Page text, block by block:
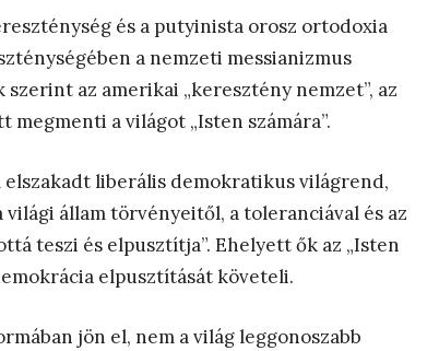
és a putyinista orosz ortodoxia
a nemzeti messianizmus
az amerikai „keresztény nemzet”, az
a világot „Isten számára”.
liberális demokratikus világrend,
állam törvényeitől, a toleranciával és az
teszi és elpusztítja”. Ehelyett ők az „Isten
elpusztítását követeli.
jön el, nem a világ leggonoszabb